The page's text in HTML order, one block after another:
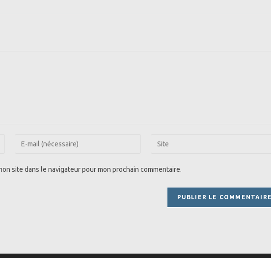
Enter
email
Saisir
(facultatif)
site dans le navigateur pour mon prochain commentaire.